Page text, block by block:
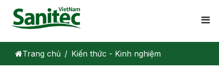
Trang chủ Kiến thức - Kinh nghiệm